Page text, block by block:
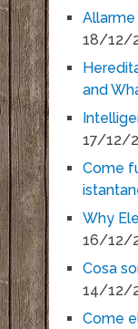
Allarme
18/12/
and
17/12/
Come
Why
16/12/
Cosa
14/12/
Come